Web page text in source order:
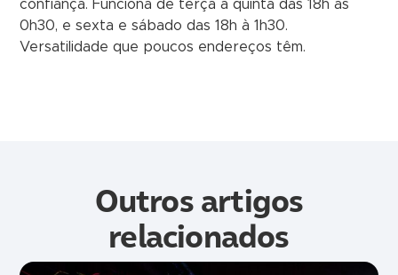
confiança. Funciona de terça a quinta das 18h às
0h30, e sexta e sábado das 18h à 1h30.
Versatilidade que poucos endereços têm.
Outros artigos
relacionados